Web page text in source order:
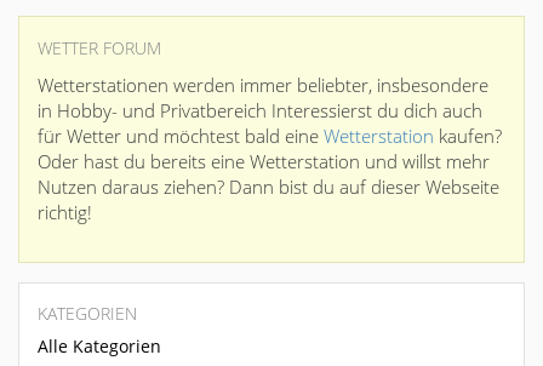
WETTER FORUM
Wetterstationen werden immer beliebter, insbesondere
in Hobby- und Privatbereich Interessierst du dich auch
für Wetter und möchtest bald eine Wetterstation kaufen?
Oder hast du bereits eine Wetterstation und willst mehr
Nutzen daraus ziehen? Dann bist du auf dieser Webseite
richtig!
KATEGORIEN
Alle Kategorien